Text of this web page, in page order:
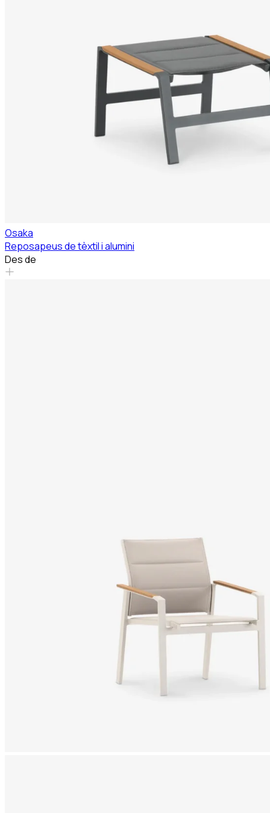
Osaka
Reposapeus de tèxtil i alumini
Des de